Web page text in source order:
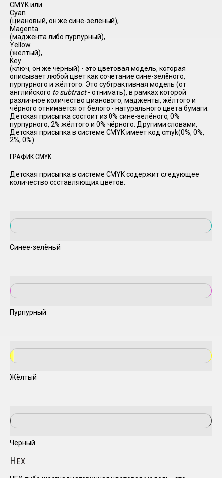
CMYK или
Cyan
(циановый, он же сине-зелёный),
Magenta
(маджента либо пурпурный),
Yellow
(жёлтый),
Key
(ключ, он же чёрный) - это цветовая модель, которая
описывает любой цвет как сочетание сине-зелёного,
пурпурного и жёлтого. Это субтрактивная модель (от
английского to subtract- отнимать), в рамках которой
различное количество цианового, мадженты, жёлтого и
чёрного отнимается от белого - натурального цвета бумаги.
Детская присыпка состоит из 0% сине-зелёного, 0%
пурпурного, 2% жёлтого и 0% чёрного. Другими словами,
Детская присыпка в системе CMYK имеет код cmyk(0%, 0%,
2%, 0%)
ГРАФИК CMYK
Детская присыпка в системе CMYK содержит следующее
количество составляющих цветов:
Синее-зелёный
Пурпурный
Жёлтый
Чёрный
HEX